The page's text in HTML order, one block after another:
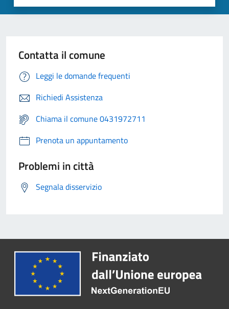
Contatta il comune
Leggi le domande frequenti
Richiedi Assistenza
Chiama il comune 0431972711
Prenota un appuntamento
Problemi in città
Segnala disservizio